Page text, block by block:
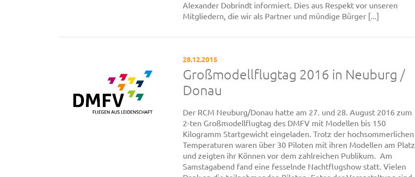
Alexander Dobrindt informiert. Dies aus Respekt vor unseren
Mitgliedern, die wir als Partner und mündige Bürger [...]
28.12.2015
Großmodellflugtag 2016 in Neuburg /
Donau
Der RCM Neuburg/Donau hatte am 27. und 28. August 2016 zum
2-ten Großmodellflugtag des DMFV mit Modellen bis 150
Kilogramm Startgewicht eingeladen. Trotz der hochsommerlichen
Temperaturen waren über 30 Piloten mit ihren Modellen am Platz
und zeigten ihr Können vor dem zahlreichen Publikum. Am
Samstagabend fand eine fesselnde Nachtflugshow statt. Vielen